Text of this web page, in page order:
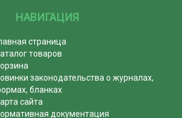
НАВИГАЦИЯ
страница
товаров
законодательства о журналах,
бланках
сайта
документация